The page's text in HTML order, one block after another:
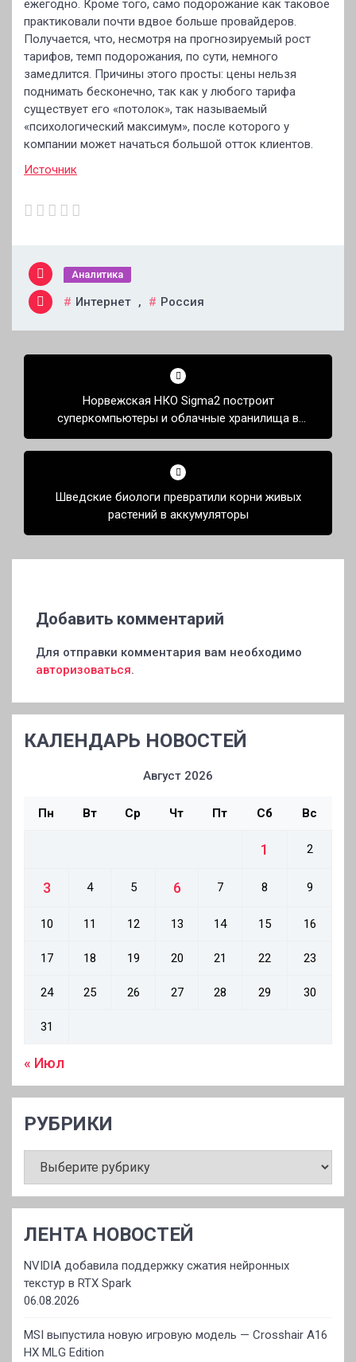
ежегодно. Кроме того, само подорожание как таковое
практиковали почти вдвое больше провайдеров.
Получается, что, несмотря на прогнозируемый рост
тарифов, темп подорожания, по сути, немного
замедлится. Причины этого просты: цены нельзя
поднимать бесконечно, так как у любого тарифа
существует его «потолок», так называемый
«психологический максимум», после которого у
компании может начаться большой отток клиентов.
Источник
Аналитика
Интернет , Россия
Навигация
Норвежская НКО Sigma2 построит
суперкомпьютеры и облачные хранилища в
подземном дата-центре Lefdal Mine
Шведские биологи превратили корни живых
растений в аккумуляторы
Добавить комментарий
Для отправки комментария вам необходимо
авторизоваться.
КАЛЕНДАРЬ НОВОСТЕЙ
Август 2026
Пн Вт Ср Чт Пт Сб Вс
1 2
3 4 5 6 7 8 9
10 11 12 13 14 15 16
17 18 19 20 21 22 23
24 25 26 27 28 29 30
31
« Июл
РУБРИКИ
ЛЕНТА НОВОСТЕЙ
NVIDIA добавила поддержку сжатия нейронных
текстур в RTX Spark
06.08.2026
MSI выпустила новую игровую модель — Crosshair A16
HX MLG Edition